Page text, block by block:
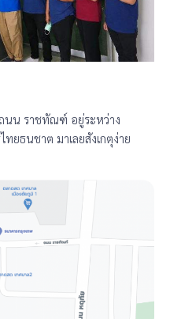
นน ราชทัณฑ์ อยู่ระหว่าง
ยธนชาต มาเลยสังเกตุง่าย